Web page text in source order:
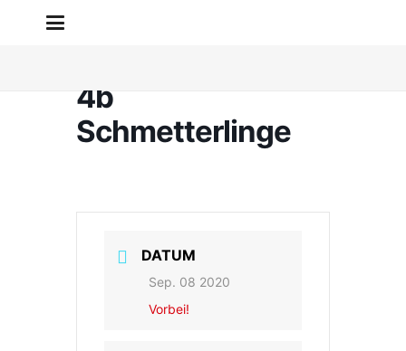
4b
Schmetterlinge
DATUM
Sep. 08 2020
Vorbei!